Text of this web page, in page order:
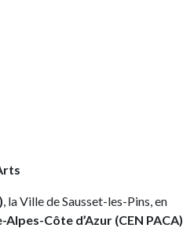
, la Ville de Sausset-les-Pins, en
Côte d’Azur (CEN PACA)